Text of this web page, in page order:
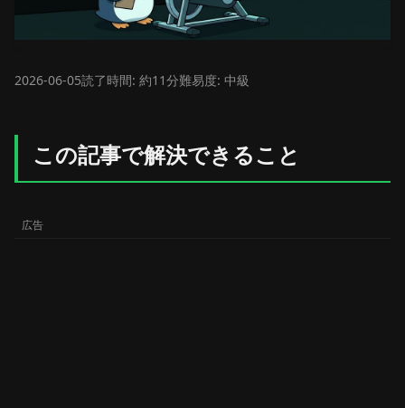
2026-06-05読了時間: 約11分難易度: 中級
この記事で解決できること